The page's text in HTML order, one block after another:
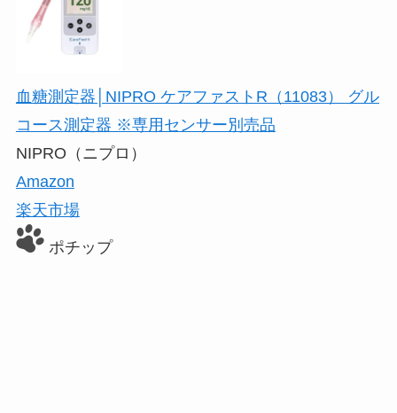
血糖測定器│NIPRO ケアファストR（11083） グル
コース測定器 ※専用センサー別売品
NIPRO（ニプロ）
Amazon
楽天市場
ポチップ